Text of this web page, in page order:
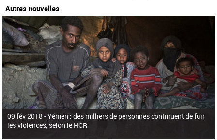
Autres nouvelles
09 fév 2018 -Yémen : des milliers de personnes continuent de fuir
les violences, selon le HCR